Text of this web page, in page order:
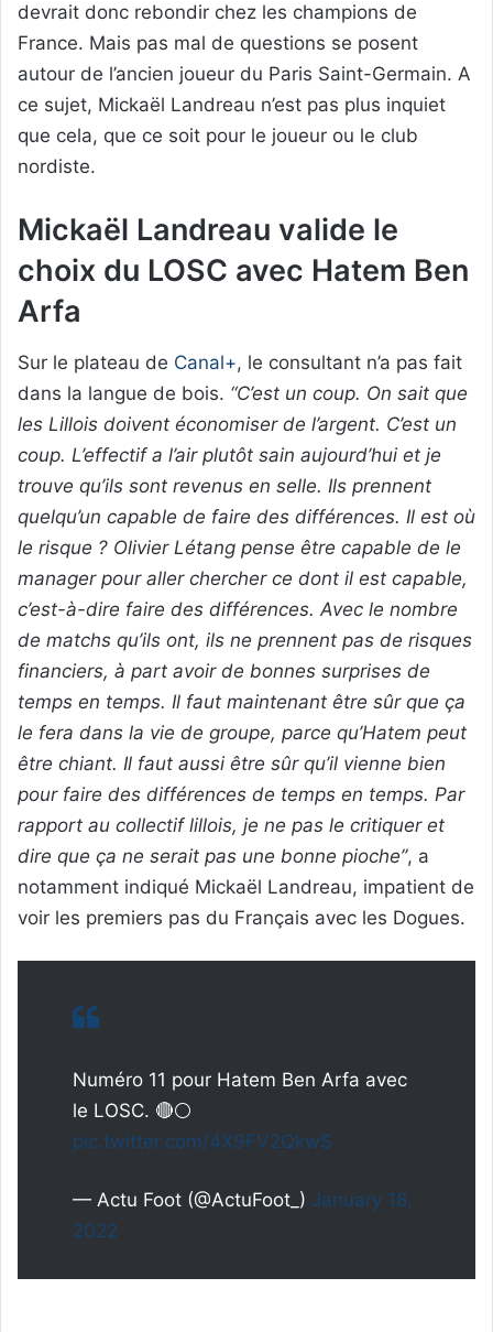
devrait donc rebondir chez les champions de
France. Mais pas mal de questions se posent
autour de l’ancien joueur du Paris Saint-Germain. A
ce sujet, Mickaël Landreau n’est pas plus inquiet
que cela, que ce soit pour le joueur ou le club
nordiste.
Mickaël Landreau valide le
choix du LOSC avec Hatem Ben
Arfa
Sur le plateau de Canal+, le consultant n’a pas fait
dans la langue de bois. “C’est un coup. On sait que
les Lillois doivent économiser de l’argent. C’est un
coup. L’effectif a l’air plutôt sain aujourd’hui et je
trouve qu’ils sont revenus en selle. Ils prennent
quelqu’un capable de faire des différences. Il est où
le risque ? Olivier Létang pense être capable de le
manager pour aller chercher ce dont il est capable,
c’est-à-dire faire des différences. Avec le nombre
de matchs qu’ils ont, ils ne prennent pas de risques
financiers, à part avoir de bonnes surprises de
temps en temps. Il faut maintenant être sûr que ça
le fera dans la vie de groupe, parce qu’Hatem peut
être chiant. Il faut aussi être sûr qu’il vienne bien
pour faire des différences de temps en temps. Par
rapport au collectif lillois, je ne pas le critiquer et
dire que ça ne serait pas une bonne pioche”, a
notamment indiqué Mickaël Landreau, impatient de
voir les premiers pas du Français avec les Dogues.
Numéro 11 pour Hatem Ben Arfa avec
le LOSC. 🔴⚪️
pic.twitter.com/4X9FV2QkwS
— Actu Foot (@ActuFoot_) January 18,
2022